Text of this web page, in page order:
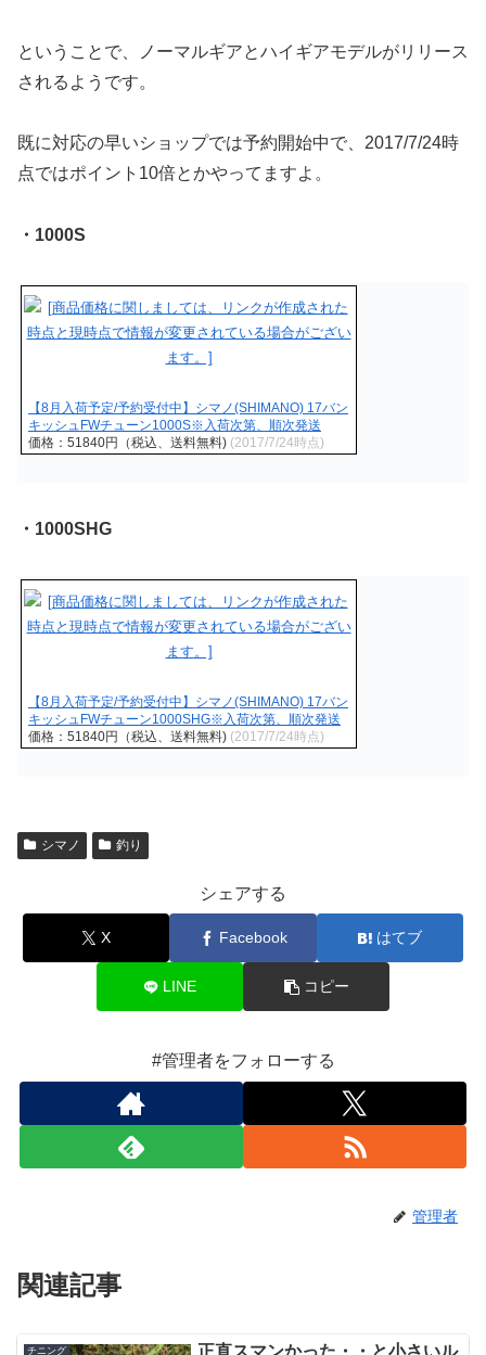
ということで、ノーマルギアとハイギアモデルがリリース
されるようです。
既に対応の早いショップでは予約開始中で、2017/7/24時
点ではポイント10倍とかやってますよ。
・1000S
【8月入荷予定/予約受付中】シマノ(SHIMANO) 17バン
キッシュFWチューン1000S※入荷次第、順次発送
価格：51840円（税込、送料無料) (2017/7/24時点)
・1000SHG
【8月入荷予定/予約受付中】シマノ(SHIMANO) 17バン
キッシュFWチューン1000SHG※入荷次第、順次発送
価格：51840円（税込、送料無料) (2017/7/24時点)
シマノ 釣り
シェアする
X Facebook はてブ
LINE コピー
#管理者をフォローする
管理者
関連記事
チニング